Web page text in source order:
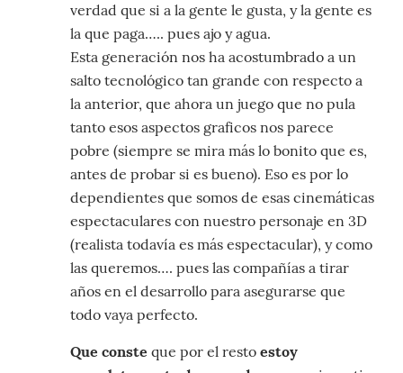
verdad que si a la gente le gusta, y la gente es
la que paga….. pues ajo y agua.
Esta generación nos ha acostumbrado a un
salto tecnológico tan grande con respecto a
la anterior, que ahora un juego que no pula
tanto esos aspectos graficos nos parece
pobre (siempre se mira más lo bonito que es,
antes de probar si es bueno). Eso es por lo
dependientes que somos de esas cinemáticas
espectaculares con nuestro personaje en 3D
(realista todavía es más espectacular), y como
las queremos…. pues las compañías a tirar
años en el desarrollo para asegurarse que
todo vaya perfecto.
Que conste que por el resto estoy